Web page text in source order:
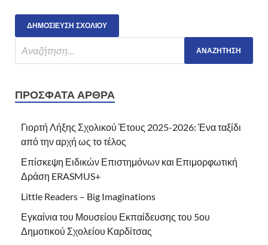
ΠΡΌΣΦΑΤΑ ΆΡΘΡΑ
Γιορτή Λήξης Σχολικού Έτους 2025-2026: Ένα ταξίδι
από την αρχή ως το τέλος
Επίσκεψη Ειδικών Επιστημόνων και Επιμορφωτική
Δράση ERASMUS+
Little Readers – Big Imaginations
Εγκαίνια του Μουσείου Εκπαίδευσης του 5ου
Δημοτικού Σχολείου Καρδίτσας